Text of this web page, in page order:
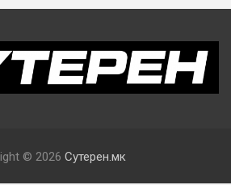
© 2026 Сутерен.мк